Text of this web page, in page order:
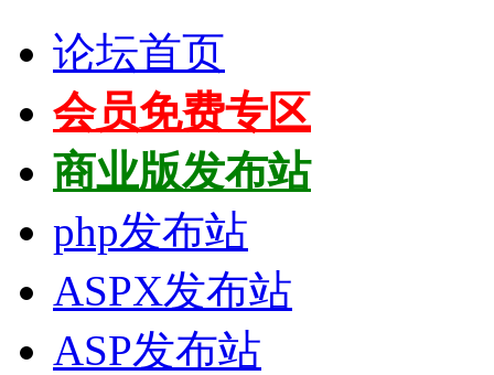
论坛首页
会员免费专区
商业版发布站
php发布站
ASPX发布站
ASP发布站